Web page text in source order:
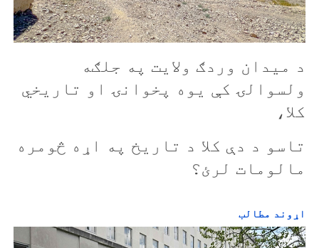
د میدان وردګ ولایت په جلګه
ولسوالۍ کې یوه پخوانۍ او تاریخي
کلا،
تاسو د دې کلا د تاريخ په اړه څومره
مالومات لرئ؟
اړوند مطالب